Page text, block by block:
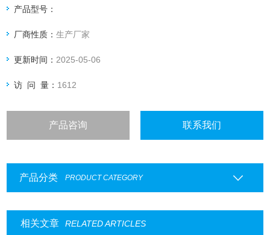
准单位,数字显示可打印试验结果。
产品型号：
厂商性质：生产厂家
更新时间： 2025-05-06
访 问 量： 1612
产品咨询 联系我们
产品分类 PRODUCT CATEGORY
相关文章 RELATED ARTICLES